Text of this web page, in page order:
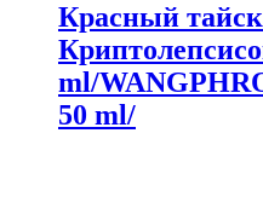
Красный
ml/
50 ml/